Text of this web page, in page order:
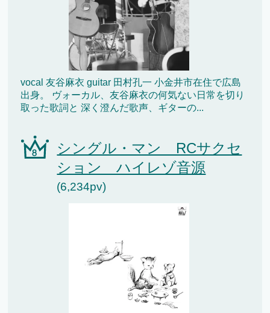
vocal 友谷麻衣 guitar 田村孔一 小金井市在住で広島
出身。 ヴォーカル、友谷麻衣の何気ない日常を切り
取った歌詞と 深く澄んだ歌声、ギターの...
シングル・マン RCサクセ
ション ハイレゾ音源
(6,234pv)